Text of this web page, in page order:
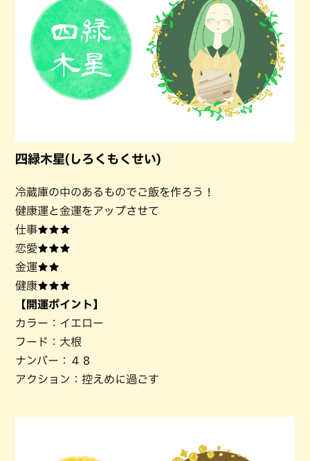
四緑木星(しろくもくせい)
冷蔵庫の中のあるものでご飯を作ろう！
健康運と金運をアップさせて
仕事★★★
恋愛★★★
金運★★
健康★★★
【開運ポイント】
カラー：イエロー
フード：大根
ナンバー：４８
アクション：控えめに過ごす